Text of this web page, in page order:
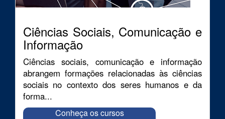
Ciências Sociais, Comunicação e
Informação
Ciências sociais, comunicação e informação
abrangem formações relacionadas às ciências
sociais no contexto dos seres humanos e da
forma...
Conheça os cursos